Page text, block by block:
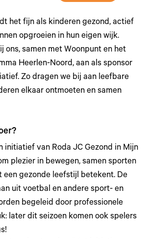
het fijn als kinderen gezond, actief
opgroeien in hun eigen wijk.
ons, samen met Woonpunt en het
Heerlen-Noord, aan als sponsor
Zo dragen we bij aan leefbare
elkaar ontmoeten en samen
initiatief van Roda JC Gezond in Mijn
plezier in bewegen, samen sporten
een gezonde leefstijl betekent. De
uit voetbal en andere sport- en
begeleid door professionele
later dit seizoen komen ook spelers